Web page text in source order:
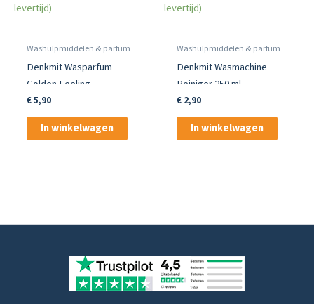
levertijd)
Washulpmiddelen & parfum
Denkmit Wasparfum
Golden Feeling
€5,90
In winkelwagen
levertijd)
Washulpmiddelen & parfum
Denkmit Wasmachine
Reiniger 250 ml –
Verwijder Vuil
€2,90
In winkelwagen